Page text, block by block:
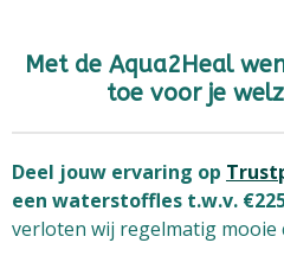
Met de Aqua2Heal
toe voor je
Deel jouw ervaring op
een waterstoffles t.w.v.
verloten wij regelmatig mooie